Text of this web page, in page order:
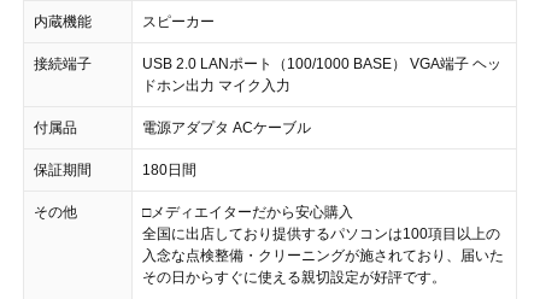
内蔵機能 スピーカー
接続端子
USB 2.0 LANポート（100/1000 BASE） VGA端子 ヘッ
ドホン出力 マイク入力
付属品 電源アダプタ ACケーブル
保証期間 180日間
その他
□メディエイターだから安心購入
全国に出店しており提供するパソコンは100項目以上の
入念な点検整備・クリーニングが施されており、届いた
その日からすぐに使える親切設定が好評です。